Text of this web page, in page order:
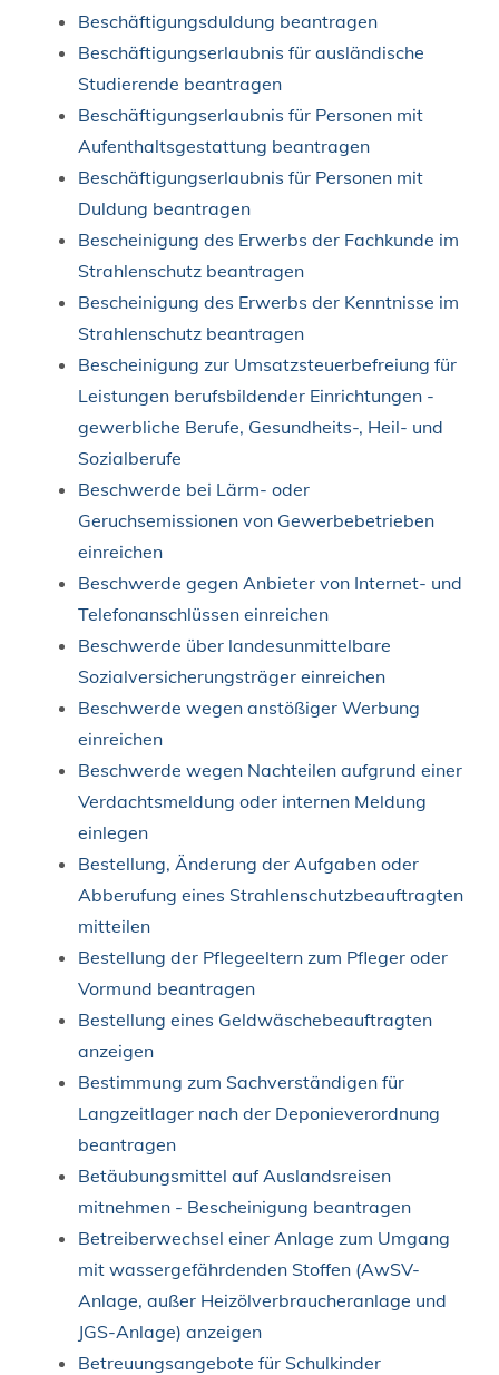
Beschäftigungsduldung beantragen
Beschäftigungserlaubnis für ausländische
Studierende beantragen
Beschäftigungserlaubnis für Personen mit
Aufenthaltsgestattung beantragen
Beschäftigungserlaubnis für Personen mit
Duldung beantragen
Bescheinigung des Erwerbs der Fachkunde im
Strahlenschutz beantragen
Bescheinigung des Erwerbs der Kenntnisse im
Strahlenschutz beantragen
Bescheinigung zur Umsatzsteuerbefreiung für
Leistungen berufsbildender Einrichtungen -
gewerbliche Berufe, Gesundheits-, Heil- und
Sozialberufe
Beschwerde bei Lärm- oder
Geruchsemissionen von Gewerbebetrieben
einreichen
Beschwerde gegen Anbieter von Internet- und
Telefonanschlüssen einreichen
Beschwerde über landesunmittelbare
Sozialversicherungsträger einreichen
Beschwerde wegen anstößiger Werbung
einreichen
Beschwerde wegen Nachteilen aufgrund einer
Verdachtsmeldung oder internen Meldung
einlegen
Bestellung, Änderung der Aufgaben oder
Abberufung eines Strahlenschutzbeauftragten
mitteilen
Bestellung der Pflegeeltern zum Pfleger oder
Vormund beantragen
Bestellung eines Geldwäschebeauftragten
anzeigen
Bestimmung zum Sachverständigen für
Langzeitlager nach der Deponieverordnung
beantragen
Betäubungsmittel auf Auslandsreisen
mitnehmen - Bescheinigung beantragen
Betreiberwechsel einer Anlage zum Umgang
mit wassergefährdenden Stoffen (AwSV-
Anlage, außer Heizölverbraucheranlage und
JGS-Anlage) anzeigen
Betreuungsangebote für Schulkinder